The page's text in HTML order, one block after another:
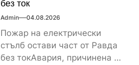
без ток
Admin 04.08.2026
Пожар на електрически
стълб остави част от Равда
без токАвария, причинена от